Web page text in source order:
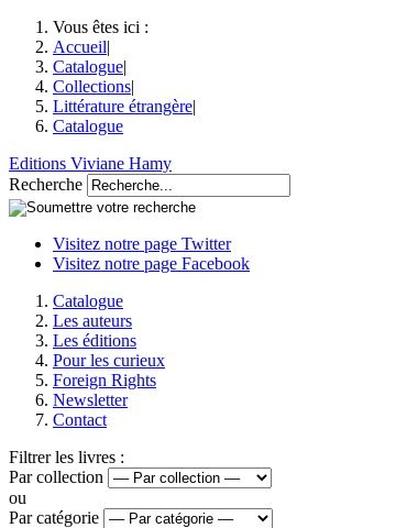
Vous êtes ici :
Accueil|
Catalogue|
Collections|
Littérature étrangère|
Catalogue
Editions Viviane Hamy
Recherche
Visitez notre page Twitter
Visitez notre page Facebook
Catalogue
Les auteurs
Les éditions
Pour les curieux
Foreign Rights
Newsletter
Contact
Filtrer les livres :
Par collection
ou
Par catégorie